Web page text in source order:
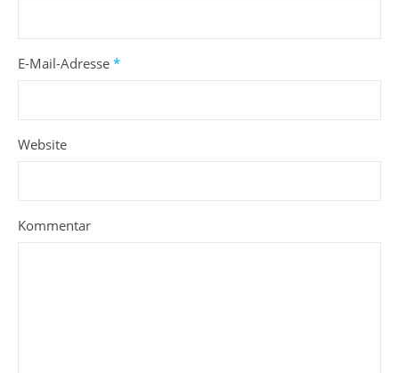
E-Mail-Adresse *
Website
Kommentar